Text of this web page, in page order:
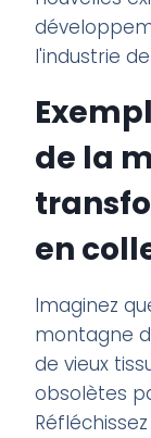
l'industrie
de la
en
Imaginez
montagne
de vieux
obsolètes